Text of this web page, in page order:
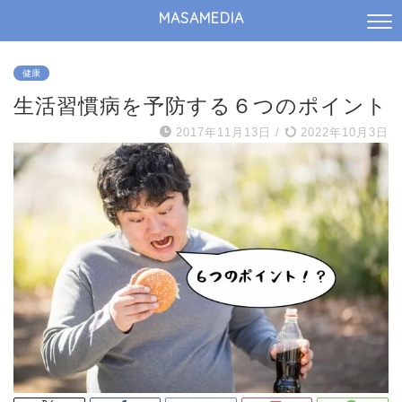
MASAMEDIA
健康
生活習慣病を予防する６つのポイント
2017年11月13日 / 2022年10月3日